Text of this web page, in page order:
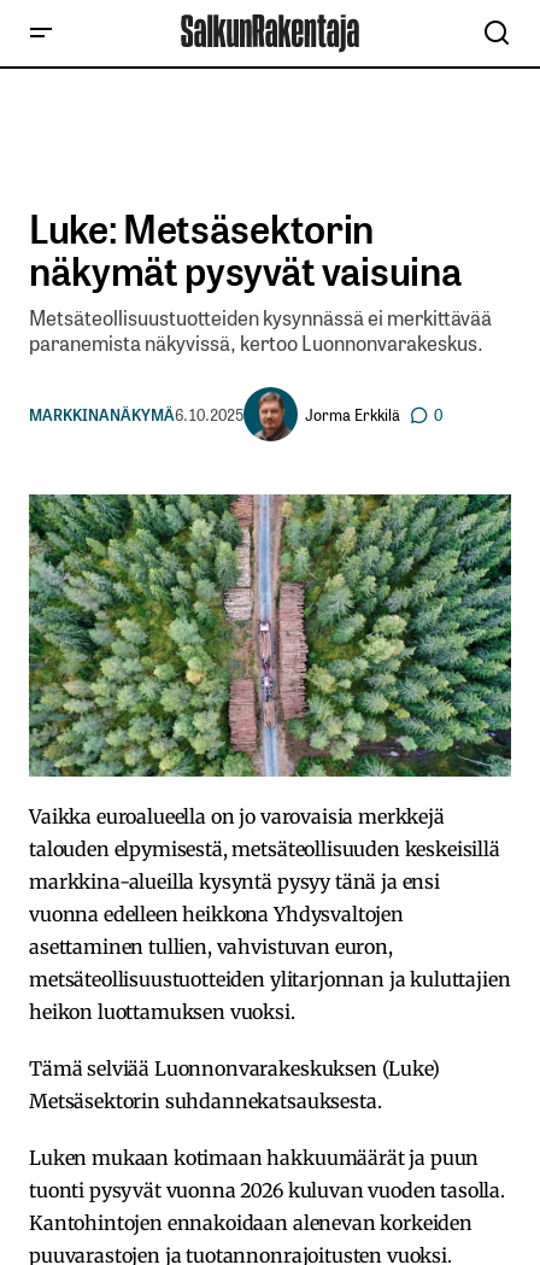
Luke: Metsäsektorin
näkymät pysyvät vaisuina
Metsäteollisuustuotteiden kysynnässä ei merkittävää
paranemista näkyvissä, kertoo Luonnonvarakeskus.
MARKKINANÄKYMÄ6.10.2025 Jorma Erkkilä 0
Vaikka euroalueella on jo varovaisia merkkejä
talouden elpymisestä, metsäteollisuuden keskeisillä
markkina-alueilla kysyntä pysyy tänä ja ensi
vuonna edelleen heikkona Yhdysvaltojen
asettaminen tullien, vahvistuvan euron,
metsäteollisuustuotteiden ylitarjonnan ja kuluttajien
heikon luottamuksen vuoksi.
Tämä selviää Luonnonvarakeskuksen (Luke)
Metsäsektorin suhdannekatsauksesta.
Luken mukaan kotimaan hakkuumäärät ja puun
tuonti pysyvät vuonna 2026 kuluvan vuoden tasolla.
Kantohintojen ennakoidaan alenevan korkeiden
puuvarastojen ja tuotannonrajoitusten vuoksi.